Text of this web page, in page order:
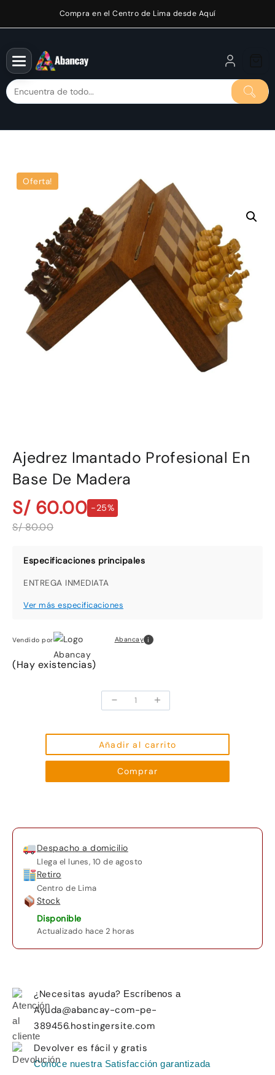
Compra en el Centro de Lima desde Aquí
Oferta!
Ajedrez Imantado Profesional En
Base De Madera
S/ 60.00 -25%
S/ 80.00
ENTREGA INMEDIATA
Vendido por Abancay i
(Hay existencias)
-
Ajedrez
Imantado
En
Base
De
+
Añadir al carrito
Comprar
Despacho a domicilio
Llega el lunes, 10 de agosto
Retiro
Centro de Lima
Stock
Disponible
Actualizado hace 2 horas
¿Necesitas ayuda? Escríbenos a
Ayuda@abancay-com-pe-
389456.hostingersite.com
Devolver es fácil y gratis
Conoce nuestra Satisfacción garantizada